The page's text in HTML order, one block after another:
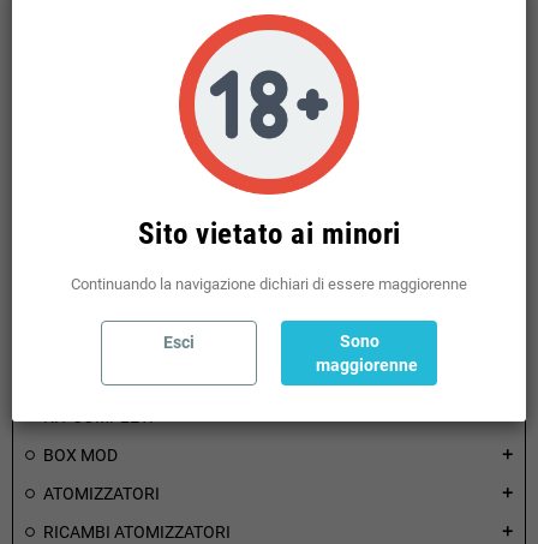
BOX MOD add
ATOMIZZATORI add
RICAMBI ATOMIZZATORI add
AGGIUNGI AL CARRELLO AGGIUNGI AL CARRELLO
Sito vietato ai minori
Continuando la navigazione dichiari di essere maggiorenne
Esci
Sono
maggiorenne